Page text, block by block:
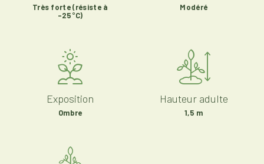
Hauteur adulte
1,5 m
Très forte (résiste à
-25°C)
Modéré
Exposition
Ombre